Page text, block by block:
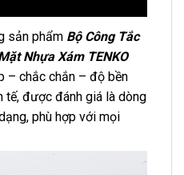
sản phẩm Bộ Công Tắc
Nhựa Xám TENKO
– chắc chắn – độ bền
tế, được đánh giá là dòng
phù hợp với mọi